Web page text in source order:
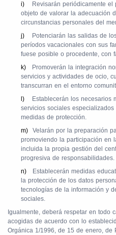
i)
Revisarán periódicamente
objeto de valorar la adecuación
circunstancias personales del
j)
Potenciarán las salidas de
períodos vacacionales con sus
fuese posible o procedente, con
k)
Promoverán la integración
servicios y actividades de ocio,
transcurran en el entorno
l)
Establecerán los necesarios
servicios sociales
medidas de protección.
m)
Velarán por la preparación
promoviendo la participación en
incluida la propia gestión del
progresiva de responsabilidades.
n)
Establecerán medidas
la protección de los datos
tecnologías de la información y
sociales.
Igualmente, deberá respetar en todo
acogidas de acuerdo con lo
Orgánica 1/1996, de 15 de enero, de